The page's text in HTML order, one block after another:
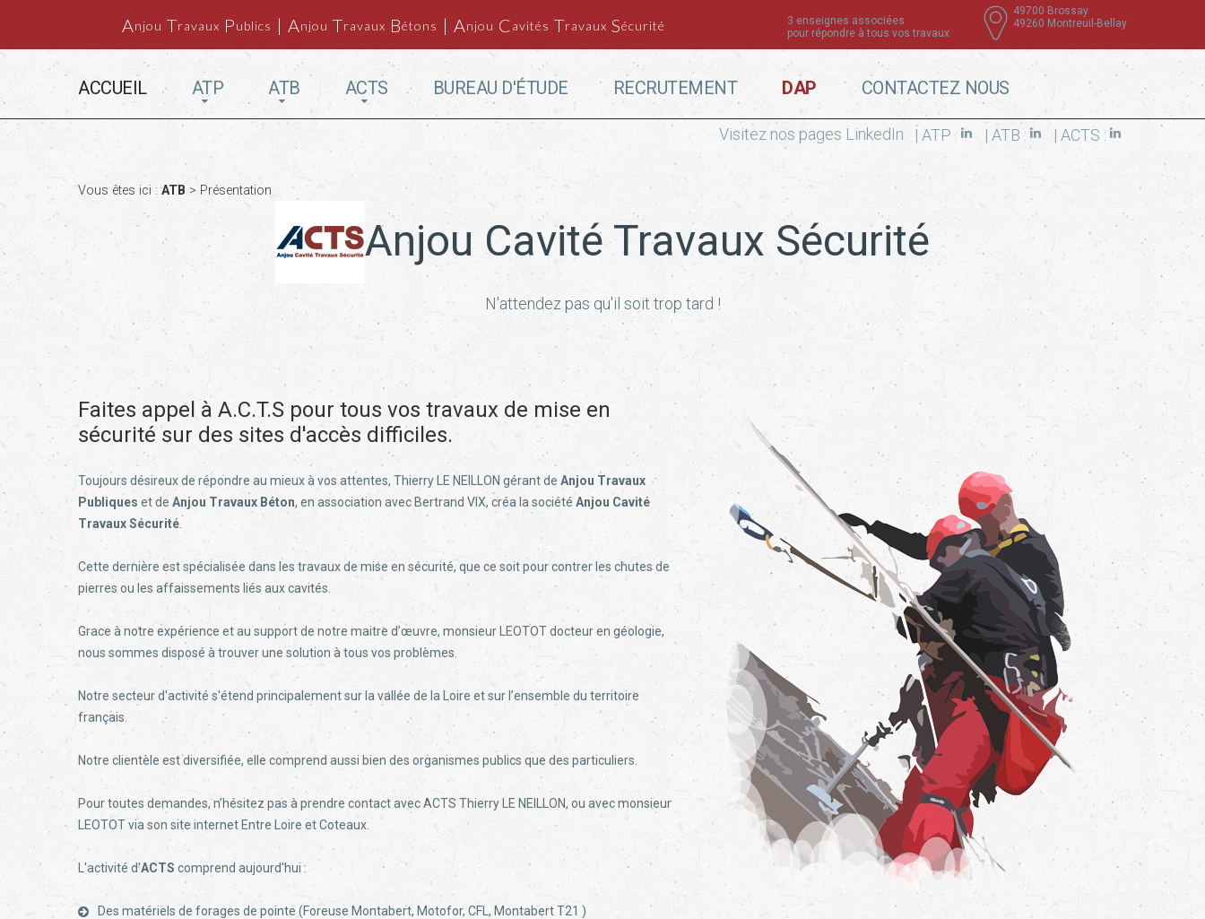
Anjou Travaux Publics | Anjou Travaux Bétons | Anjou Cavités Travaux Sécurité
3 enseignes associées
pour répondre à tous vos travaux
49700 Brossay
49260 Montreuil-Bellay
ACCUEIL ATP ATB ACTS BUREAU D'ÉTUDE RECRUTEMENT DAP CONTACTEZ NOUS
| ATP : | ATB : | ACTS :
Visitez nos pages LinkedIn
Vous êtes ici :ATB > Présentation
Anjou Cavité Travaux Sécurité
N'attendez pas qu'il soit trop tard !
Faites appel à A.C.T.S pour tous vos travaux de mise en
sécurité sur des sites d'accès difficiles.
Toujours désireux de répondre au mieux à vos attentes, Thierry LE NEILLON gérant de Anjou Travaux
Publiques et de Anjou Travaux Béton, en association avec Bertrand VIX, créa la sociétéAnjou Cavité
Travaux Sécurité
Cette dernière est spécialisée dans les travaux de mise en sécurité, que ce soit pour contrer les chutes de
pierres ou les affaissements liés aux cavités.
Grace à notre expérience et au support de notre maitre d’œuvre, monsieur LEOTOT docteur en géologie,
nous sommes disposé à trouver une solution à tous vos problèmes.
Notre secteur d'activité s'étend principalement sur la vallée de la Loire et sur l’ensemble du territoire
français.
Notre clientèle est diversifiée, elle comprend aussi bien des organismes publics que des particuliers.
Pour toutes demandes, n’hésitez pas à prendre contact avec ACTS Thierry LE NEILLON, ou avec monsieur
LEOTOT via son site internet Entre Loire et Coteaux
L'activité d'ACTS comprend aujourd'hui :
Des matériels de forages de pointe (Foreuse Montabert, Motofor, CFL, Montabert T21 )